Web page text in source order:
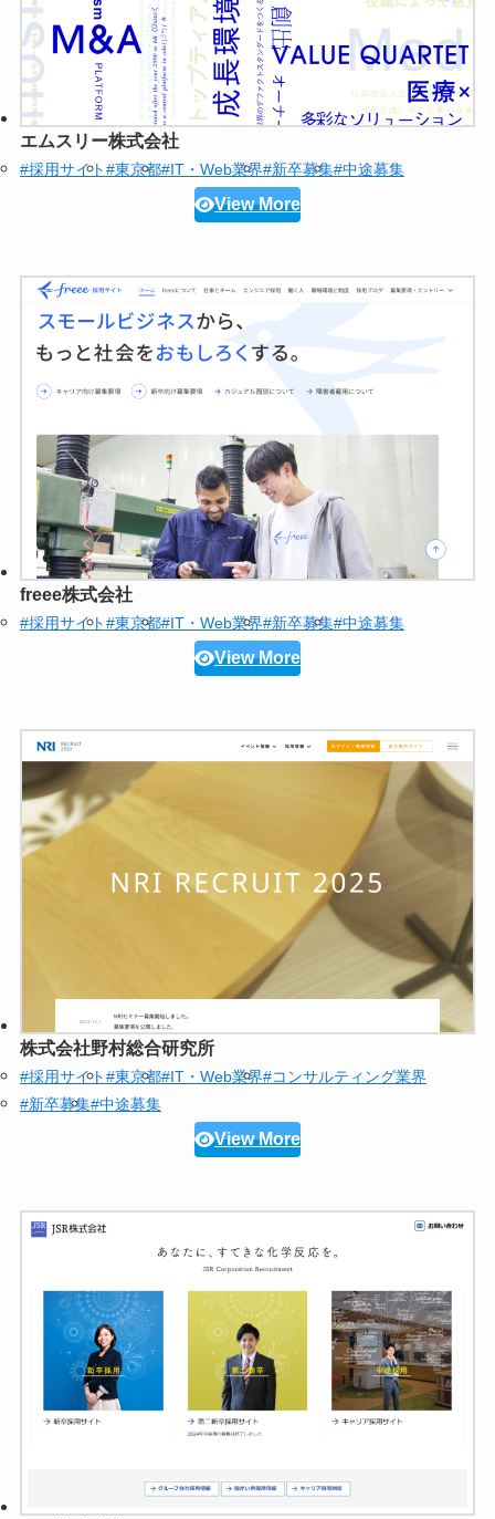
エムスリー株式会社
#採用サイト#東京都#IT・Web業界#新卒募集#中途募集
View More
freee株式会社
#採用サイト#東京都#IT・Web業界#新卒募集#中途募集
View More
株式会社野村総合研究所
#採用サイト#東京都#IT・Web業界#コンサルティング業界
#新卒募集#中途募集
View More